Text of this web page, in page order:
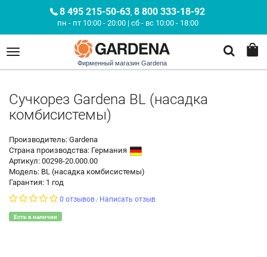
8 495 215-50-63, 8 800 333-18-92
пн - пт 10:00 - 20:00 | сб - вс 10:00 - 18:00
Фирменный магазин Gardena
Сучкорез Gardena BL (насадка
комбисистемы)
Производитель: Gardena
Страна производства: Германия
Артикул: 00298-20.000.00
Модель: BL (насадка комбисистемы)
Гарантия: 1 год
0 отзывов / Написать отзыв
Есть в наличии